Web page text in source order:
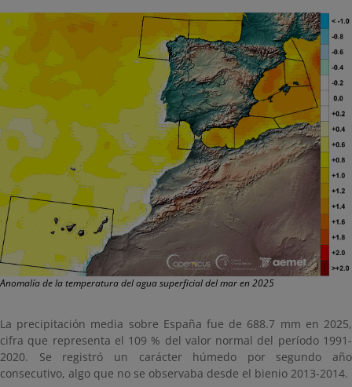
Anomalía de la temperatura del agua superficial del mar en 2025
La precipitación media sobre España fue de 688.7 mm en 2025,
cifra que representa el 109 % del valor normal del período 1991-
2020. Se registró un carácter húmedo por segundo año
consecutivo, algo que no se observaba desde el bienio 2013-2014.